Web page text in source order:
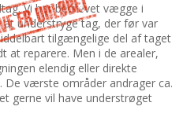
Vi har bedrevet vægge i
understryge tag, der før var
tilgængelige del af taget
at reparere. Men i de arealer,
elendig eller direkte
De værste områder andrager ca.
gerne vil have understrøget